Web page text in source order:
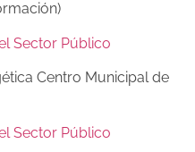
Sector Público
Centro Municipal de
Sector Público